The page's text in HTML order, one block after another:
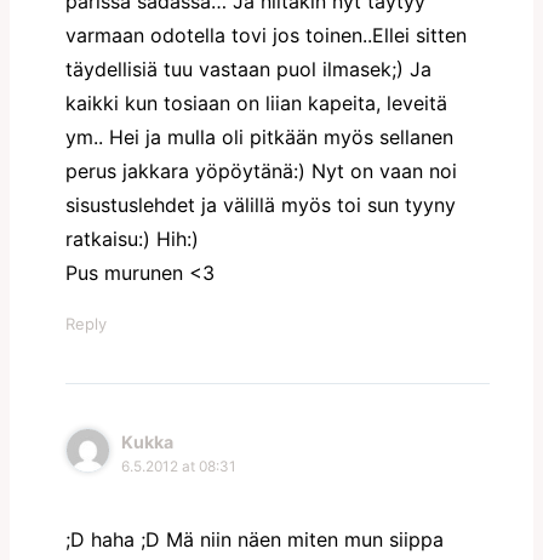
varmaan odotella tovi jos toinen..Ellei sitten
täydellisiä tuu vastaan puol ilmasek;) Ja
kaikki kun tosiaan on liian kapeita, leveitä
ym.. Hei ja mulla oli pitkään myös sellanen
perus jakkara yöpöytänä:) Nyt on vaan noi
sisustuslehdet ja välillä myös toi sun tyyny
ratkaisu:) Hih:)
Pus murunen <3
Reply
Kukka
6.5.2012 at 08:31
;D haha ;D Mä niin näen miten mun siippa